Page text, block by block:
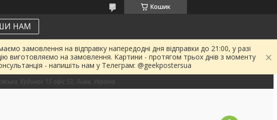
Кошик
НАМ
замовлення на відправку напередодні дня відправки до 21:00, у разі
виготовляємо на замовлення. Картини - протягом трьох днів з моменту
- напишіть нам у Телеграм: @geekpostersua
будинок 15 офіс 53, Львів, Україна